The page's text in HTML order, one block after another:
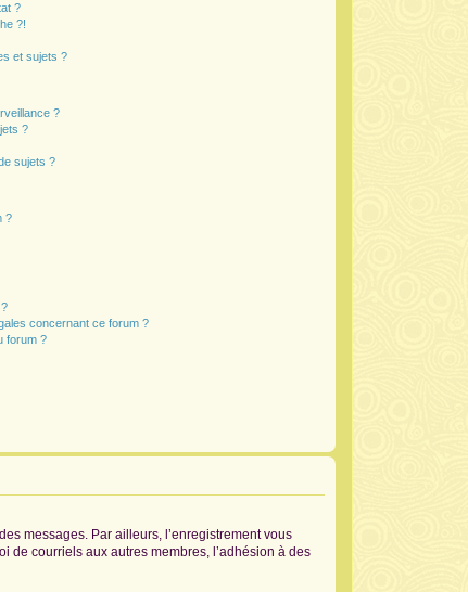
?
?!
et sujets ?
?
?
sujets ?
?
concernant ce forum ?
forum ?
messages. Par ailleurs, l’enregistrement vous
de courriels aux autres membres, l’adhésion à des